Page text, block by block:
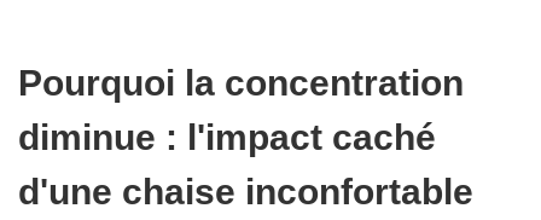
Pourquoi la concentration
diminue : l'impact caché
d'une chaise inconfortable